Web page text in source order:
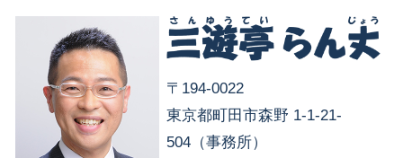
〒194-0022
東京都町田市森野 1-1-21-
504（事務所）